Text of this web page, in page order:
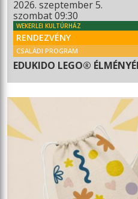
2026. szeptember 5.
szombat 09:30
WEKERLEI KULTÚRHÁZ
RENDEZVÉNY
CSALÁDI PROGRAM
EDUKIDO LEGO®